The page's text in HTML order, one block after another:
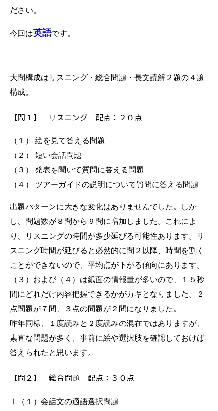
ださい。
今回は英語です。
大問構成はリスニング・総合問題・長文読解２題の４題
構成。
【問１】 リスニング 配点：２０点
（１） 絵を見て答える問題
（２） 短い会話問題
（３） 発表を聞いて質問に答える問題
（４） ツアーガイドの説明について質問に答える問題
出題パターンに大きな変化はありませんでした。しか
し、問題数が８問から９問に増加しました。これによ
り、リスニングの時間が多少延びる可能性あります。リ
スニング時間が延びると必然的に問２以降、時間を割く
ことができないので、平均点が下がる傾向にあります。
（３）および（４）は紙面の情報量が多いので、１５秒
間にどれだけ内容把握できるかがカギとなりました。２
点問題が７問、３点の問題が２問になりました。
昨年同様、１度読みと２度読みの混在ではありますが、
素直な問題が多く、事前に絵や選択肢を確認しておけば
答えられたと思います。
【問２】 総合問題 配点：３０点
Ⅰ（１）会話文の適語選択問題